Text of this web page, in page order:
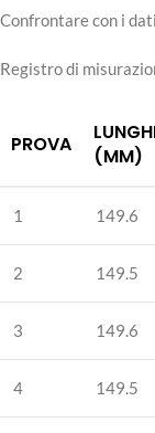
Confrontare con i
Registro di
PROVA
(MM)
1 149.6
2 149.5
3 149.6
4 149.5